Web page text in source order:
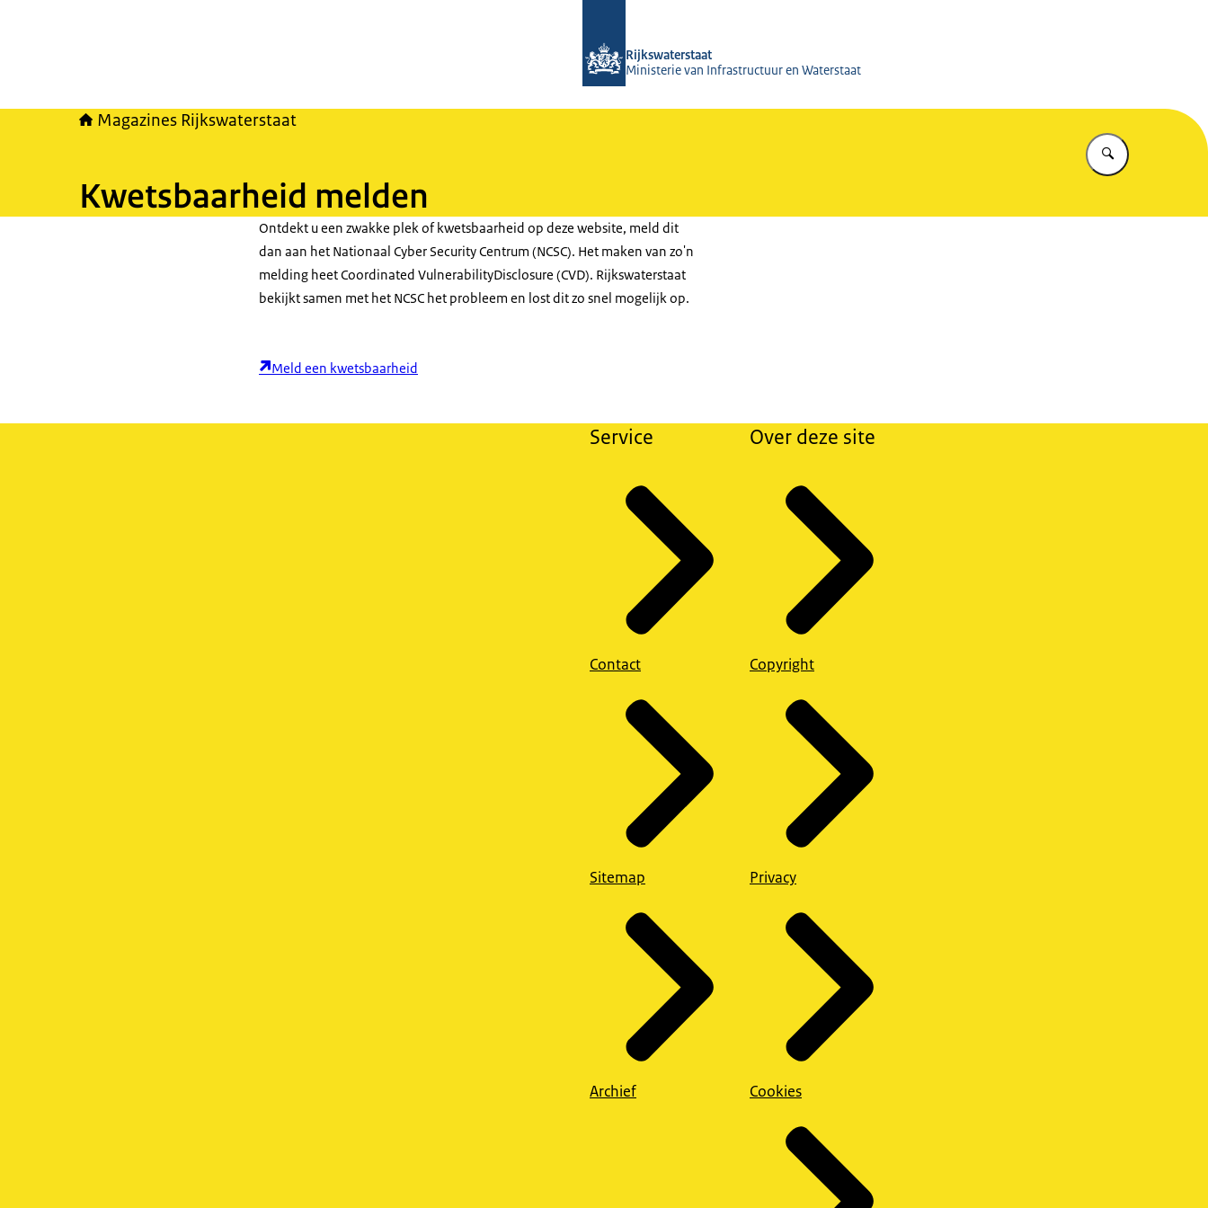
Rijkswaterstaat
Ministerie van Infrastructuur en Waterstaat
Magazines Rijkswaterstaat
Vul in wat u
Kwetsbaarheid melden
Ontdekt u een zwakke plek of kwetsbaarheid op deze website, meld dit
dan aan het Nationaal Cyber Security Centrum (NCSC). Het maken van zo'n
melding heet Coordinated VulnerabilityDisclosure (CVD). Rijkswaterstaat
bekijkt samen met het NCSC het probleem en lost dit zo snel mogelijk op.
Meld een kwetsbaarheid
Service
Contact
Sitemap
Archief
Over deze site
Copyright
Privacy
Cookies